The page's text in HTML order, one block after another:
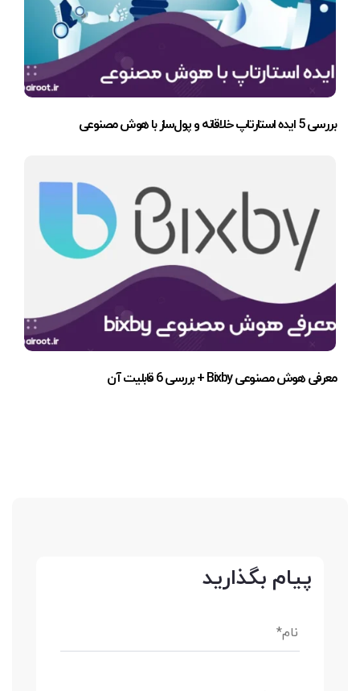
بررسی 5 ایده استارتاپ خلاقانه و پول‌ساز با هوش مصنوعی
معرفی هوش مصنوعی Bixby + بررسی 6 قابلیت آن
پیام بگذارید